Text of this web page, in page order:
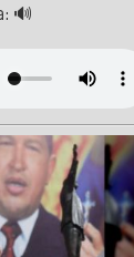
🔊